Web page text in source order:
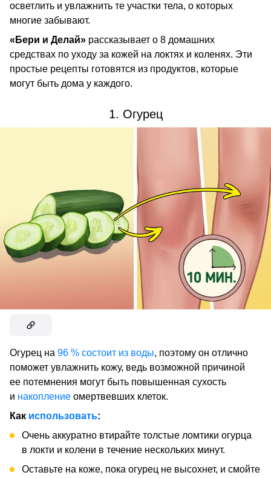
осветлить и увлажнить те участки тела, о которых
многие забывают.
«Бери и Делай» рассказывает о 8 домашних
средствах по уходу за кожей на локтях и коленях. Эти
простые рецепты готовятся из продуктов, которые
могут быть дома у каждого.
1. Огурец
Огурец на 96 % состоит из воды, поэтому он отлично
поможет увлажнить кожу, ведь возможной причиной
ее потемнения могут быть повышенная сухость
и накопление омертвевших клеток.
Как использовать:
Очень аккуратно втирайте толстые ломтики огурца
в локти и колени в течение нескольких минут.
Оставьте на коже, пока огурец не высохнет, и смойте